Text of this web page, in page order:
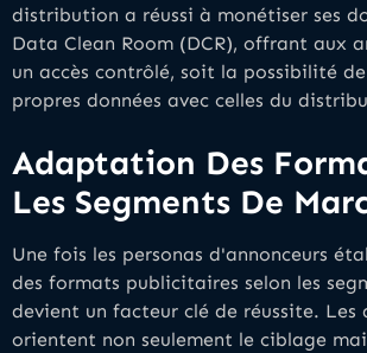
distribution a réussi à monétiser ses
Data Clean Room (DCR), offrant aux
un accès contrôlé, soit la possibilité
propres données avec celles du
Adaptation Des
Les Segments De
Une fois les personas d'annonceurs
des formats publicitaires selon les
devient un facteur clé de réussite. Les
orientent non seulement le ciblage